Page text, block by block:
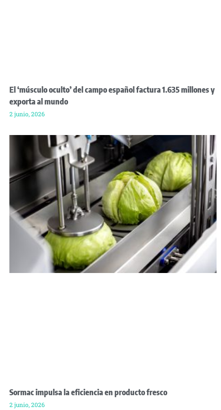
El ‘músculo oculto’ del campo español factura 1.635 millones y
exporta al mundo
2 junio, 2026
Sormac impulsa la eficiencia en producto fresco
2 junio, 2026